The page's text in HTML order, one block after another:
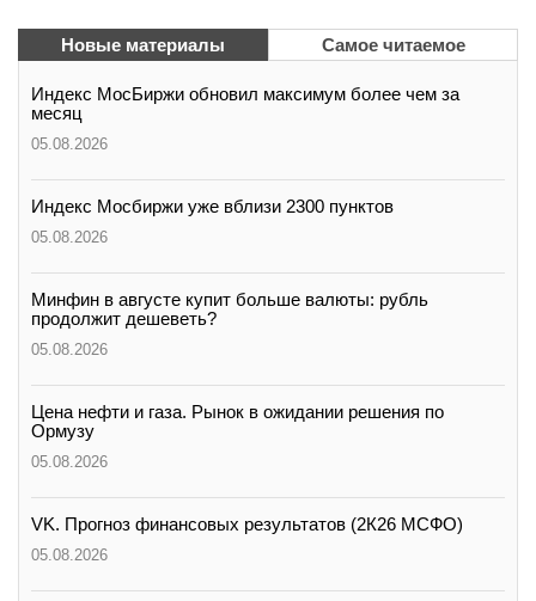
Новые материалы Самое читаемое
Индекс МосБиржи обновил максимум более чем за
месяц
05.08.2026
Индекс Мосбиржи уже вблизи 2300 пунктов
05.08.2026
Минфин в августе купит больше валюты: рубль
продолжит дешеветь?
05.08.2026
Цена нефти и газа. Рынок в ожидании решения по
Ормузу
05.08.2026
VK. Прогноз финансовых результатов (2К26 МСФО)
05.08.2026